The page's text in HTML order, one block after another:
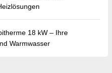
18 kW – Ihre
Warmwasser